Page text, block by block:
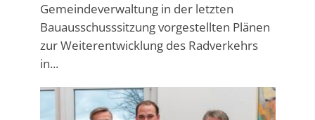
Gemeindeverwaltung in der letzten
Bauausschusssitzung vorgestellten Plänen
zur Weiterentwicklung des Radverkehrs
in...